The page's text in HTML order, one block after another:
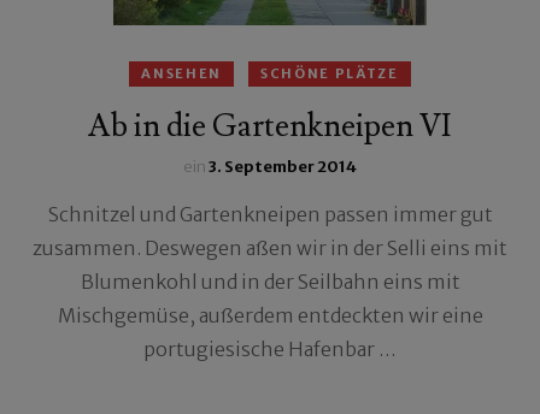
ANSEHEN SCHÖNE PLÄTZE
Ab in die Gartenkneipen VI
ein3. September 2014
Schnitzel und Gartenkneipen passen immer gut
zusammen. Deswegen aßen wir in der Selli eins mit
Blumenkohl und in der Seilbahn eins mit
Mischgemüse, außerdem entdeckten wir eine
portugiesische Hafenbar …